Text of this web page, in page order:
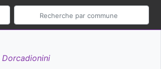
Dorcadionini